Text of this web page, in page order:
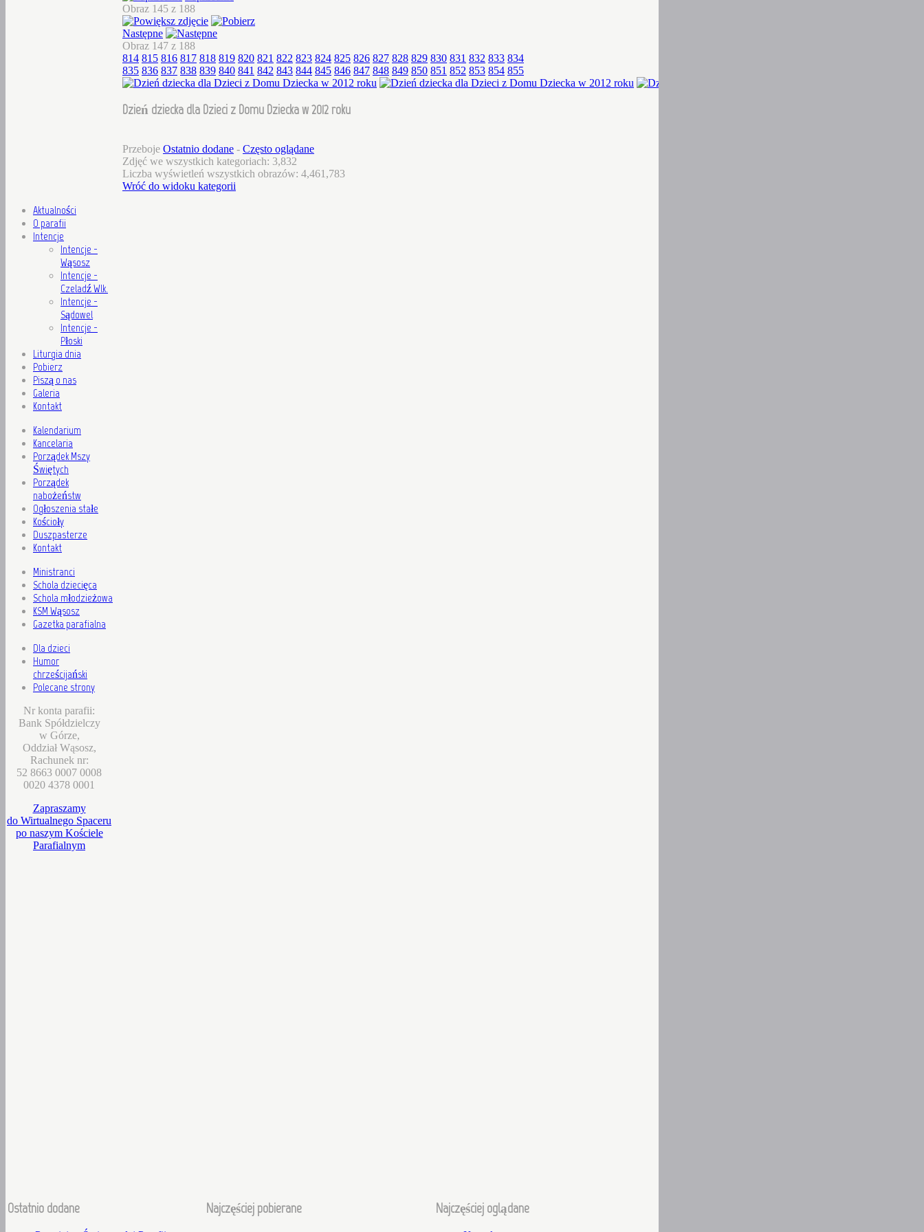
Obraz 145 z 188
Następne
Obraz 147 z 188
814 815 816 817 818 819 820 821 822 823 824 825 826 827 828 829 830 831 832 833 834
835 836 837 838 839 840 841 842 843 844 845 846 847 848 849 850 851 852 853 854 855
Dzień dziecka dla Dzieci z Domu Dziecka w 2012 roku
Przeboje Ostatnio dodane - Często oglądane
Zdjęć we wszystkich kategoriach: 3,832
Liczba wyświetleń wszystkich obrazów: 4,461,783
Wróć do widoku kategorii
Aktualności
O parafii
Intencje
Intencje -
Wąsosz
Intencje -
Czeladź Wlk.
Intencje -
Sądowel
Intencje -
Płoski
Liturgia dnia
Pobierz
Piszą o nas
Galeria
Kontakt
Kalendarium
Kancelaria
Porządek Mszy
Świętych
Porządek
nabożeństw
Ogłoszenia stałe
Kościoły
Duszpasterze
Kontakt
Ministranci
Schola dziecięca
Schola młodzieżowa
KSM Wąsosz
Gazetka parafialna
Dla dzieci
Humor
chrześcijański
Polecane strony
Nr konta parafii:
Bank Spółdzielczy
w Górze,
Oddział Wąsosz,
Rachunek nr:
52 8663 0007 0008
0020 4378 0001
Zapraszamy
do Wirtualnego Spaceru
po naszym Kościele
Parafialnym
Ostatnio dodane Najczęściej pobierane Najczęściej oglądane